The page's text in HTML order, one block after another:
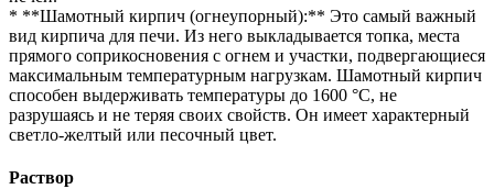
* **Шамотный кирпич (огнеупорный):** Это самый важный
вид кирпича для печи. Из него выкладывается топка, места
прямого соприкосновения с огнем и участки, подвергающиеся
максимальным температурным нагрузкам. Шамотный кирпич
способен выдерживать температуры до 1600 °C, не
разрушаясь и не теряя своих свойств. Он имеет характерный
светло-желтый или песочный цвет.
Раствор